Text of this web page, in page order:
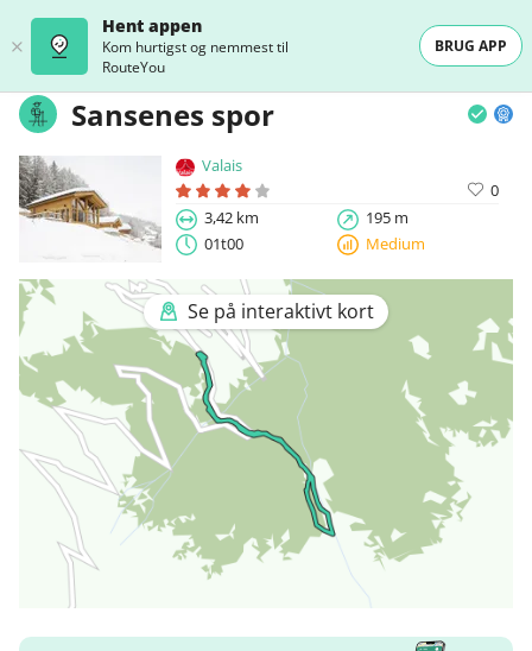
Hent appen
Kom hurtigst og nemmest til
RouteYou
BRUG APP
Sansenes spor
Valais
0
3,42 km
195 m
01t00
Medium
Se på interaktivt kort